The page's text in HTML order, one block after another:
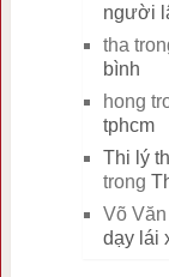
người
tha
bình
hong
tphcm
Thi lý
trong
Võ
dạy lái